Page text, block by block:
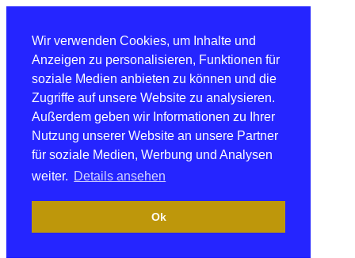
Wir verwenden Cookies, um Inhalte und
Anzeigen zu personalisieren, Funktionen für
soziale Medien anbieten zu können und die
Zugriffe auf unsere Website zu analysieren.
Außerdem geben wir Informationen zu Ihrer
Nutzung unserer Website an unsere Partner
für soziale Medien, Werbung und Analysen
weiter. Details ansehen
Ok